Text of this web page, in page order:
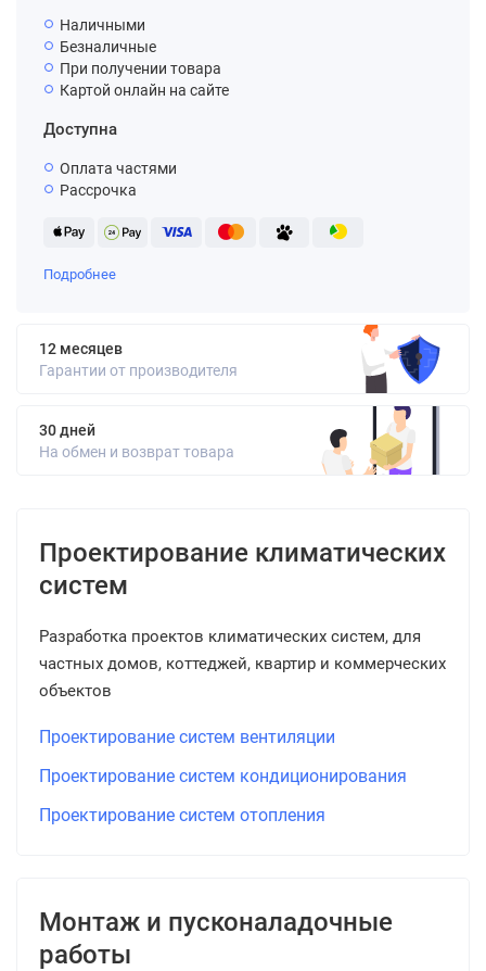
Наличными
Безналичные
При получении товара
Картой онлайн на сайте
Доступна
Оплата частями
Рассрочка
Подробнее
12 месяцев
Гарантии от производителя
30 дней
На обмен и возврат товара
Проектирование климатических
систем
Разработка проектов климатических систем, для
частных домов, коттеджей, квартир и коммерческих
объектов
Проектирование систем вентиляции
Проектирование систем кондиционирования
Проектирование систем отопления
Монтаж и пусконаладочные
работы